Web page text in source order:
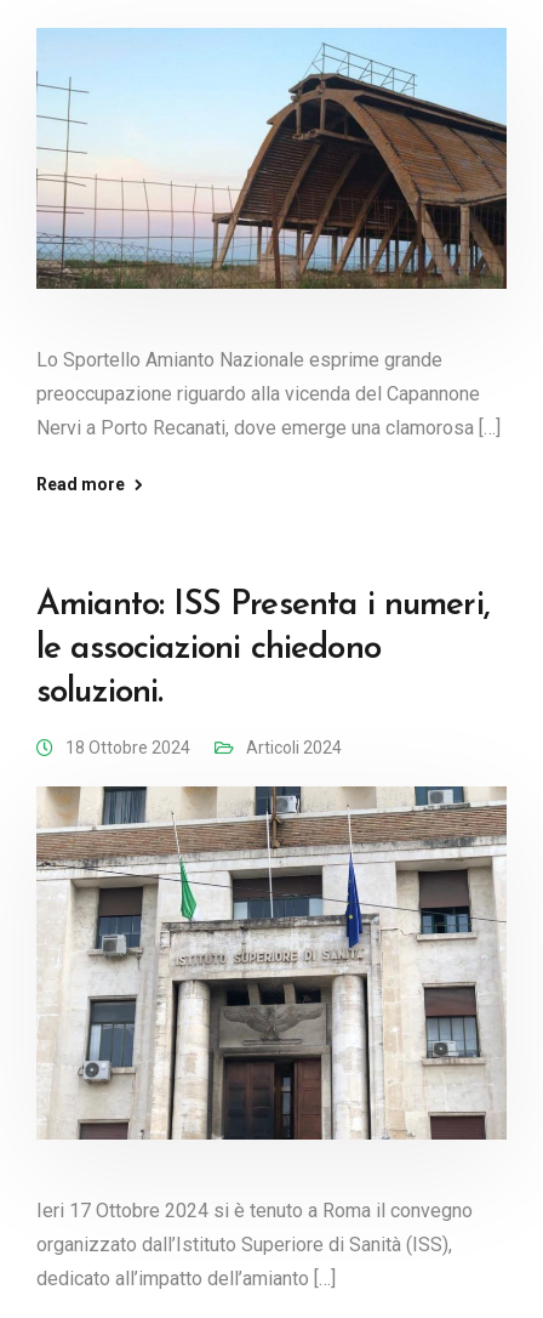
Lo Sportello Amianto Nazionale esprime grande
preoccupazione riguardo alla vicenda del Capannone
Nervi a Porto Recanati, dove emerge una clamorosa […]
Read more
Amianto: ISS Presenta i numeri,
le associazioni chiedono
soluzioni.
18 Ottobre 2024 Articoli 2024
Ieri 17 Ottobre 2024 si è tenuto a Roma il convegno
organizzato dall’Istituto Superiore di Sanità (ISS),
dedicato all’impatto dell’amianto […]